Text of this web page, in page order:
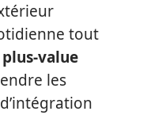
tout
plus-value
les